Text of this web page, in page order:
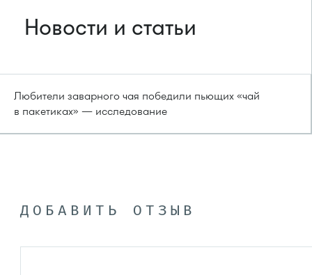
Новости и статьи
Любители заварного чая победили пьющих «чай
в пакетиках» — исследование
ДОБАВИТЬ ОТЗЫВ